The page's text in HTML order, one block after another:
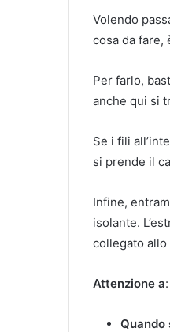
Volendo
cosa da fare,
Per farlo,
anche qui si
Se i fili
si prende il
Infine,
isolante.
collegato
Attenzione a:
Quando